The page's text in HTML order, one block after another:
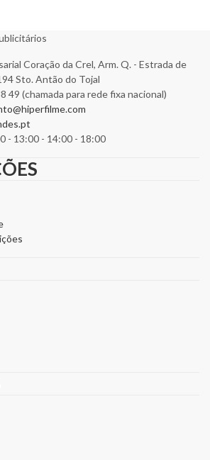
Coração da Crel, Arm. Q. - Estrada de
Sto. Antão do Tojal
49 (chamada para rede fixa nacional)
- 13:00 - 14:00 - 18:00